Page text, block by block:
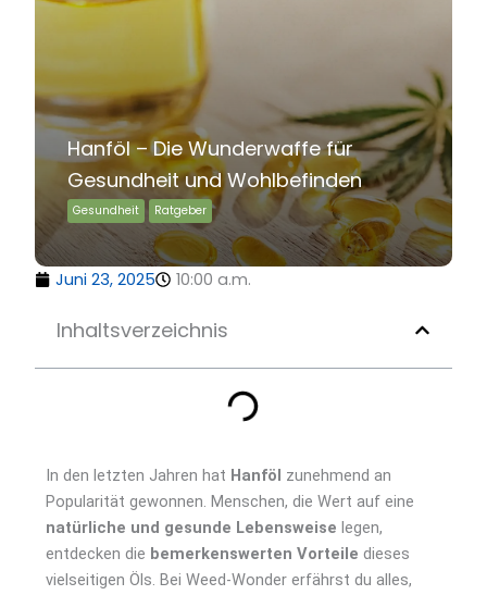
Hanföl – Die Wunderwaffe für
Gesundheit und Wohlbefinden
Gesundheit Ratgeber
Juni 23, 2025 10:00 a.m.
Inhaltsverzeichnis
In den letzten Jahren hat Hanföl zunehmend an
Popularität gewonnen. Menschen, die Wert auf eine
natürliche und gesunde Lebensweise legen,
entdecken die bemerkenswerten Vorteile dieses
vielseitigen Öls. Bei Weed-Wonder erfährst du alles,